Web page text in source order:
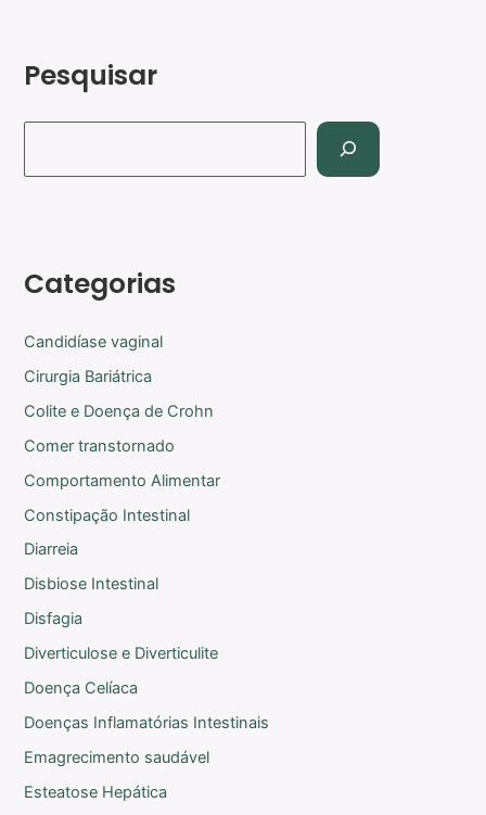
Pesquisar
Categorias
Candidíase vaginal
Cirurgia Bariátrica
Colite e Doença de Crohn
Comer transtornado
Comportamento Alimentar
Constipação Intestinal
Diarreia
Disbiose Intestinal
Disfagia
Diverticulose e Diverticulite
Doença Celíaca
Doenças Inflamatórias Intestinais
Emagrecimento saudável
Esteatose Hepática